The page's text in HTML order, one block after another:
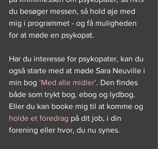
du besøger messen, så hold øje med
mig i programmet - og få muligheden
for at møde en psykopat.
Har du interesse for psykopater, kan du
også starte med at møde Sara Neuville i
min bog ’Med alle midler’. Den findes
både som trykt bog, ebog og lydbog.
Eller du kan booke mig til at komme og
holde et foredrag på dit job, i din
forening eller hvor, du nu synes.